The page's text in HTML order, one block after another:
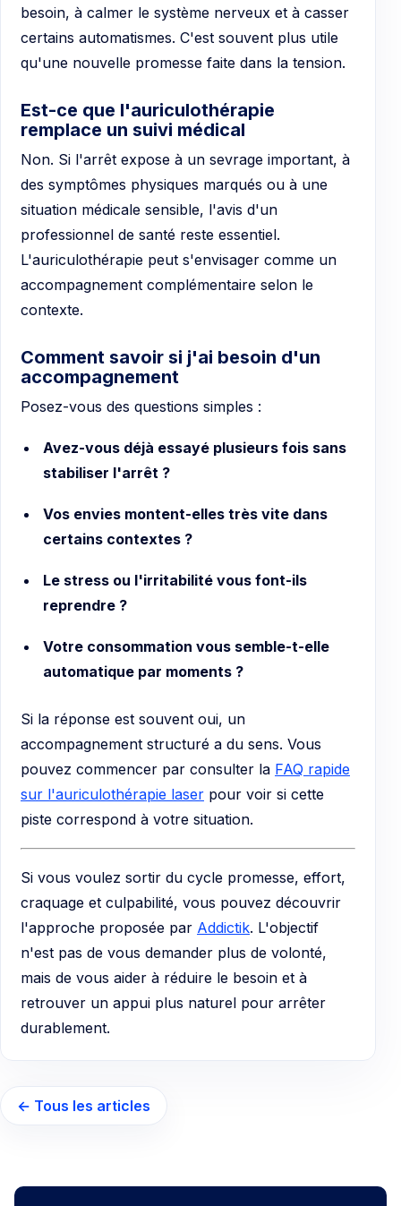
besoin, à calmer le système nerveux et à casser
certains automatismes. C'est souvent plus utile
qu'une nouvelle promesse faite dans la tension.
Est-ce que l'auriculothérapie
remplace un suivi médical
Non. Si l'arrêt expose à un sevrage important, à
des symptômes physiques marqués ou à une
situation médicale sensible, l'avis d'un
professionnel de santé reste essentiel.
L'auriculothérapie peut s'envisager comme un
accompagnement complémentaire selon le
contexte.
Comment savoir si j'ai besoin d'un
accompagnement
Posez-vous des questions simples :
Avez-vous déjà essayé plusieurs fois sans
stabiliser l'arrêt ?
Vos envies montent-elles très vite dans
certains contextes ?
Le stress ou l'irritabilité vous font-ils
reprendre ?
Votre consommation vous semble-t-elle
automatique par moments ?
Si la réponse est souvent oui, un
accompagnement structuré a du sens. Vous
pouvez commencer par consulter la FAQ rapide
sur l'auriculothérapie laser pour voir si cette
piste correspond à votre situation.
Si vous voulez sortir du cycle promesse, effort,
craquage et culpabilité, vous pouvez découvrir
l'approche proposée par Addictik. L'objectif
n'est pas de vous demander plus de volonté,
mais de vous aider à réduire le besoin et à
retrouver un appui plus naturel pour arrêter
durablement.
← Tous les articles